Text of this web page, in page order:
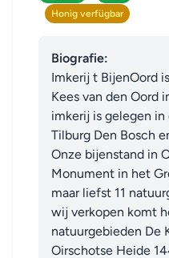
Honig verfügbar
Biografie:
Imkerij t BijenOord
Kees van den Oord
imkerij is gelegen
Tilburg Den Bosch
Onze bijenstand in
Monument in het
maar liefst 11
wij verkopen komt
natuurgebieden De
Oirschotse Heide